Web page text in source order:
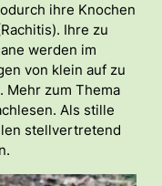
ihre Knochen
Ihre zu
werden im
von klein auf zu
Mehr zum Thema
Als stille
stellvertretend